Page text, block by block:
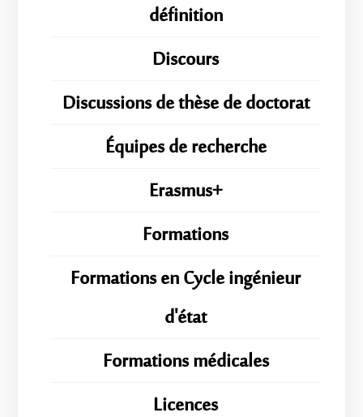
définition
Discours
Discussions de thèse de doctorat
Équipes de recherche
Erasmus+
Formations
Formations en Cycle ingénieur
d'état
Formations médicales
Licences